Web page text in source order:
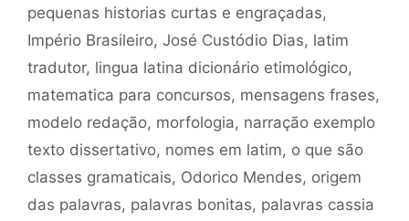
pequenas historias curtas e engraçadas,
Império Brasileiro, José Custódio Dias, latim
tradutor, lingua latina dicionário etimológico,
matematica para concursos, mensagens frases,
modelo redação, morfologia, narração exemplo
texto dissertativo, nomes em latim, o que são
classes gramaticais, Odorico Mendes, origem
das palavras, palavras bonitas, palavras cassia